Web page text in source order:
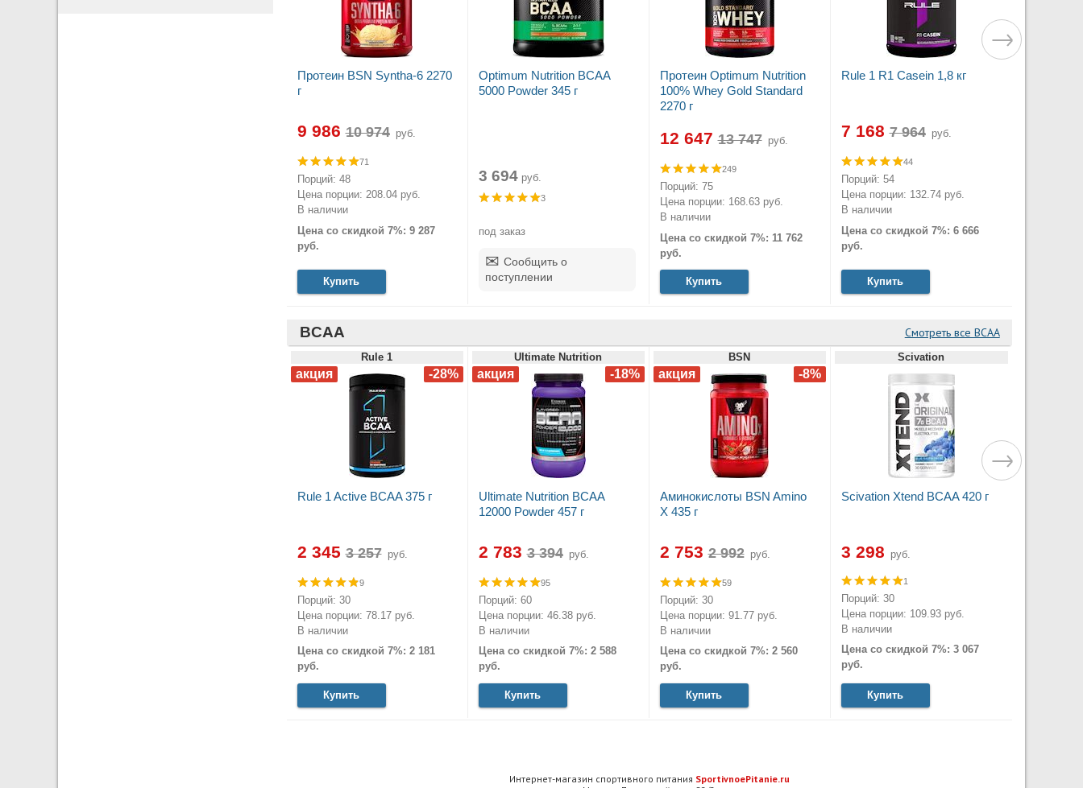
Протеин BSN Syntha-6 2270
г
9 986 руб.
71
Порций: 48
Цена порции: 208.04 руб.
В наличии
Цена со скидкой 7%: 9 287
руб.
Купить
Optimum Nutrition BCAA
5000 Powder 345 г
3 694руб.
3
под заказ
Сообщить о
поступлении
Протеин Optimum Nutrition
100% Whey Gold Standard
2270 г
12 647 руб.
249
Порций: 75
Цена порции: 168.63 руб.
В наличии
Цена со скидкой 7%: 11 762
руб.
Купить
Rule 1 R1 Casein 1,8 кг
7 168 руб.
44
Порций: 54
Цена порции: 132.74 руб.
В наличии
Цена со скидкой 7%: 6 666
руб.
Купить
BCAA Смотреть все BCAA
Rule 1
Rule 1 Active BCAA 375 г
2 345 руб.
9
Порций: 30
Цена порции: 78.17 руб.
В наличии
Цена со скидкой 7%: 2 181
руб.
Купить
Ultimate Nutrition
Ultimate Nutrition BCAA
12000 Powder 457 г
2 783 руб.
95
Порций: 60
Цена порции: 46.38 руб.
В наличии
Цена со скидкой 7%: 2 588
руб.
Купить
BSN
Аминокислоты BSN Amino
X 435 г
2 753 руб.
59
Порций: 30
Цена порции: 91.77 руб.
В наличии
Цена со скидкой 7%: 2 560
руб.
Купить
Scivation
Scivation Xtend BCAA 420 г
3 298 руб.
1
Порций: 30
Цена порции: 109.93 руб.
В наличии
Цена со скидкой 7%: 3 067
руб.
Купить
Интернет-магазин спортивного питания SportivnoePitanie.ru